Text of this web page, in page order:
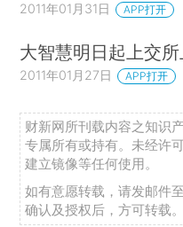
2011年01月31日 APP打开
大智慧明日起上交
2011年01月27日 APP打开
财新网所刊载内容之知识
专属所有或持有。未经许
建立镜像等任何使用。
如有意愿转载，请发邮件至
确认及授权后，方可转载。